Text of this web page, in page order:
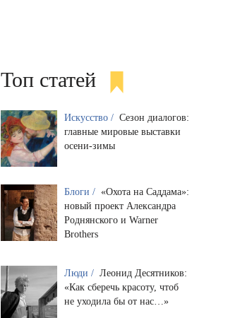
Топ статей
Искусство / Сезон диалогов:
главные мировые выставки
осени-зимы
Блоги / «Охота на Саддама»:
новый проект Александра
Роднянского и Warner
Brothers
Люди / Леонид Десятников:
«Как сберечь красоту, чтоб
не уходила бы от нас…»